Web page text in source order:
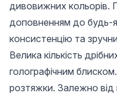
дивовижних кольорів.
доповненням до будь-
консистенцію та
Велика кількість
голографічним
розтяжки. Залежно від